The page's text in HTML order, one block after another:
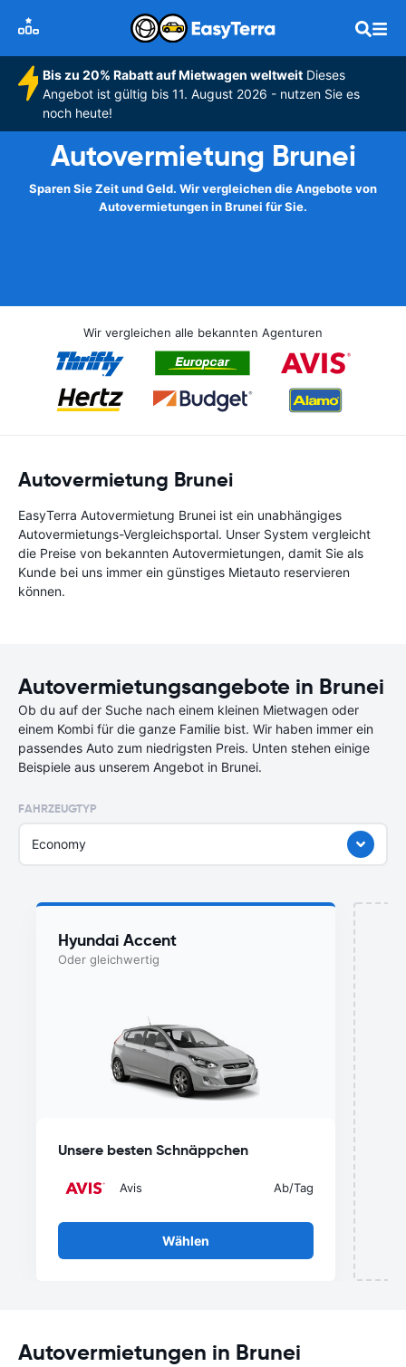
Bis zu 20% Rabatt auf Mietwagen weltweitDieses
Angebot ist gültig bis 11. August 2026 - nutzen Sie es
noch heute!
Autovermietung Brunei
Sparen Sie Zeit und Geld. Wir vergleichen die Angebote von
Autovermietungen in Brunei für Sie.
Wir vergleichen alle bekannten Agenturen
Autovermietung Brunei
EasyTerra Autovermietung Brunei ist ein unabhängiges
Autovermietungs-Vergleichsportal. Unser System vergleicht
die Preise von bekannten Autovermietungen, damit Sie als
Kunde bei uns immer ein günstiges Mietauto reservieren
können.
Autovermietungsangebote in Brunei
Ob du auf der Suche nach einem kleinen Mietwagen oder
einem Kombi für die ganze Familie bist. Wir haben immer ein
passendes Auto zum niedrigsten Preis. Unten stehen einige
Beispiele aus unserem Angebot in Brunei.
FAHRZEUGTYP
Economy
Hyundai Accent
Oder gleichwertig
Unsere besten Schnäppchen
Avis Ab/Tag
Wählen
Autovermietungen in Brunei